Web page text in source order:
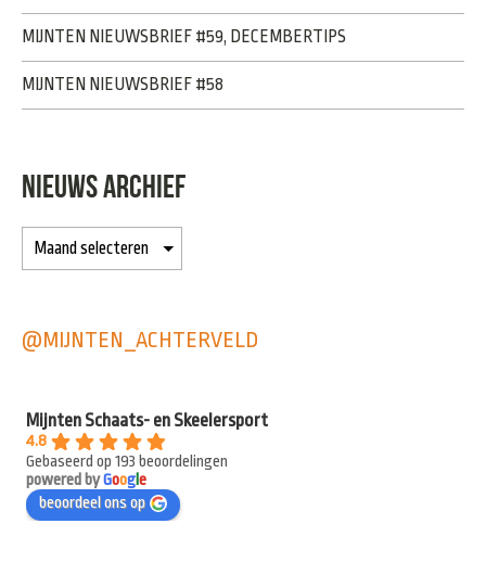
MIJNTEN NIEUWSBRIEF #59, DECEMBERTIPS
MIJNTEN NIEUWSBRIEF #58
NIEUWS ARCHIEF
@MIJNTEN_ACHTERVELD
Mijnten Schaats- en Skeelersport
4.8
Gebaseerd op 193 beoordelingen
powered byGooge
beoordeel ons op